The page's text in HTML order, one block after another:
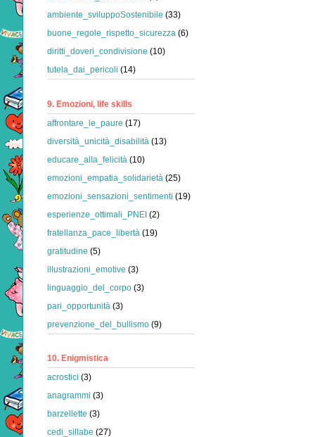
ambiente_sviluppoSostenibile (33)
buone_regole_rispetto_sicurezza (6)
diritti_doveri_condivisione (10)
tutela_dai_pericoli (14)
9. Emozioni, life skills
affrontare_le_paure (17)
diversità_unicità_disabilità (13)
educare_alla_felicità (10)
emozioni_empatia_solidarietà (25)
emozioni_sensazioni_sentimenti (19)
esperienze_ottimali_PNEI (2)
fratellanza_pace_libertà (19)
gratitudine (5)
illustrazioni_emotive (3)
linguaggio_del_corpo (3)
pari_opportunità (3)
prevenzione_del_bullismo (9)
10. Enigmistica
acrostici (3)
anagrammi (3)
barzellette (3)
cedi_sillabe (27)